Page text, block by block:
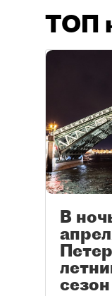
ТОП
В
сезон